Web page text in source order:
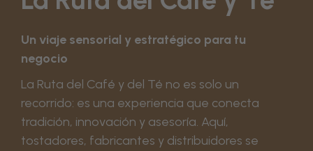
Un viaje sensorial y estratégico para tu
negocio
La Ruta del Café y del Té no es solo un
recorrido: es una experiencia que conecta
tradición, innovación y asesoría. Aquí,
tostadores, fabricantes y distribuidores se